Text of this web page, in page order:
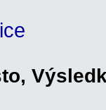
, V